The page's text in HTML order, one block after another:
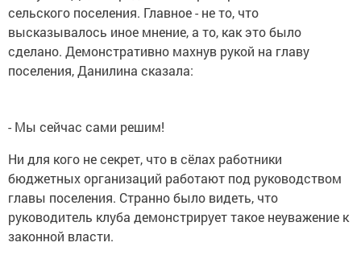
сельского поселения. Главное - не то, что
высказывалось иное мнение, а то, как это было
сделано. Демонстративно махнув рукой на главу
поселения, Данилина сказала:
- Мы сейчас сами решим!
Ни для кого не секрет, что в сёлах работники
бюджетных организаций работают под руководством
главы поселения. Странно было видеть, что
руководитель клуба демонстрирует такое неуважение к
законной власти.